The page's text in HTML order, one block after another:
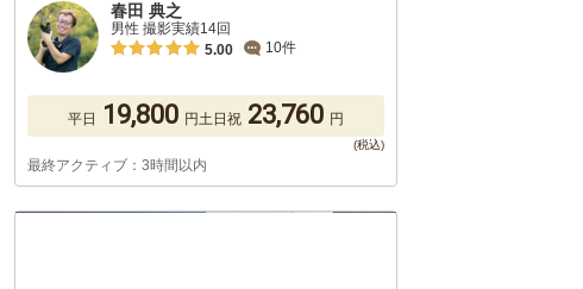
春田 典之
男性 撮影実績14回
5.00
10件
平日 19,800 円土日祝 23,760 円
最終アクティブ：3時間以内